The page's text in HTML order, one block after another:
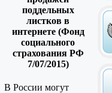
поддельных
листков в
интернете (Фонд
социального
страхования РФ
7/07/2015)
В России могут